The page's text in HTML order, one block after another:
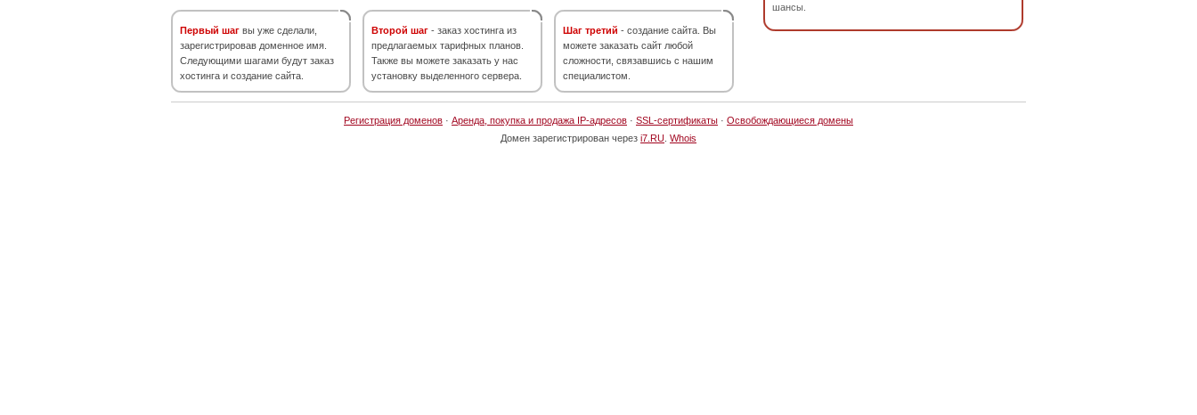
Первый шаг вы уже сделали,
зарегистрировав доменное имя.
Следующими шагами будут заказ
хостинга и создание сайта.
Второй шаг - заказ хостинга из
предлагаемых тарифных планов.
Также вы можете заказать у нас
установку выделенного сервера.
Шаг третий - создание сайта. Вы
можете заказать сайт любой
сложности, связавшись с нашим
специалистом.
шансы.
Регистрация доменов · Аренда, покупка и продажа IP-адресов · SSL-сертификаты · Освобождающиеся домены
Домен зарегистрирован через i7.RU Whois